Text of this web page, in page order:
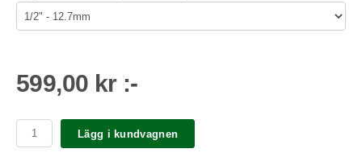
599,00 kr :-
Lägg i kundvagnen